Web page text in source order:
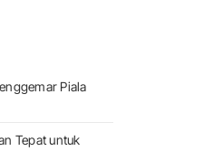
Piala
Tepat untuk